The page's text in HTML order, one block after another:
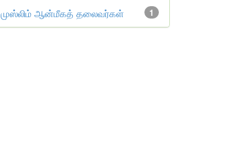
1
முஸ்லிம் ஆன்மீகத் தலைவர்கள்